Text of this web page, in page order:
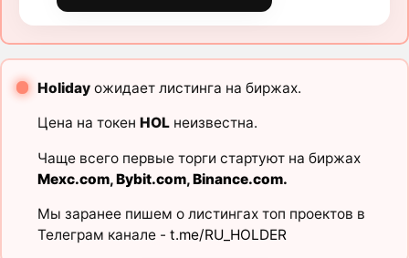
Holidayожидает листинга на биржах.
Цена на токен HOLнеизвестна.
Чаще всего первые торги стартуют на биржах
Mexc.com,Bybit.com,Binance.com.
Мы заранее пишем о листингах топ проектов в
Телеграм канале - t.me/RU_HOLDER